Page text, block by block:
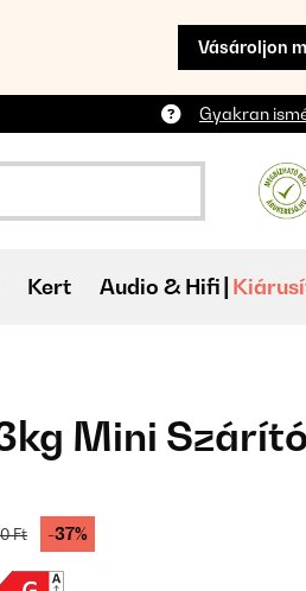
Vásároljon
Gyakran
Kert Audio & Hifi
Mini
Ft -37%